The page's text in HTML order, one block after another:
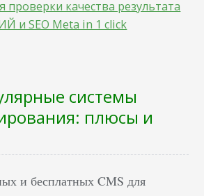
проверки качества результата
SEO Meta in 1 click
системы
плюсы и
и бесплатных CMS для